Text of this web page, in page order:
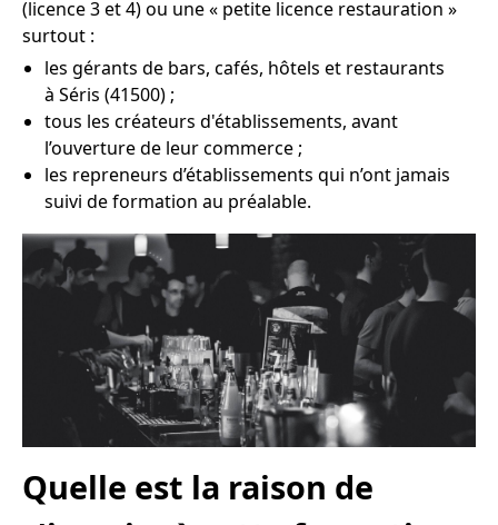
(licence 3 et 4) ou une « petite licence restauration »
surtout :
les gérants de bars, cafés, hôtels et restaurants
à Séris (41500) ;
tous les créateurs d'établissements, avant
l’ouverture de leur commerce ;
les repreneurs d’établissements qui n’ont jamais
suivi de formation au préalable.
Quelle est la raison de